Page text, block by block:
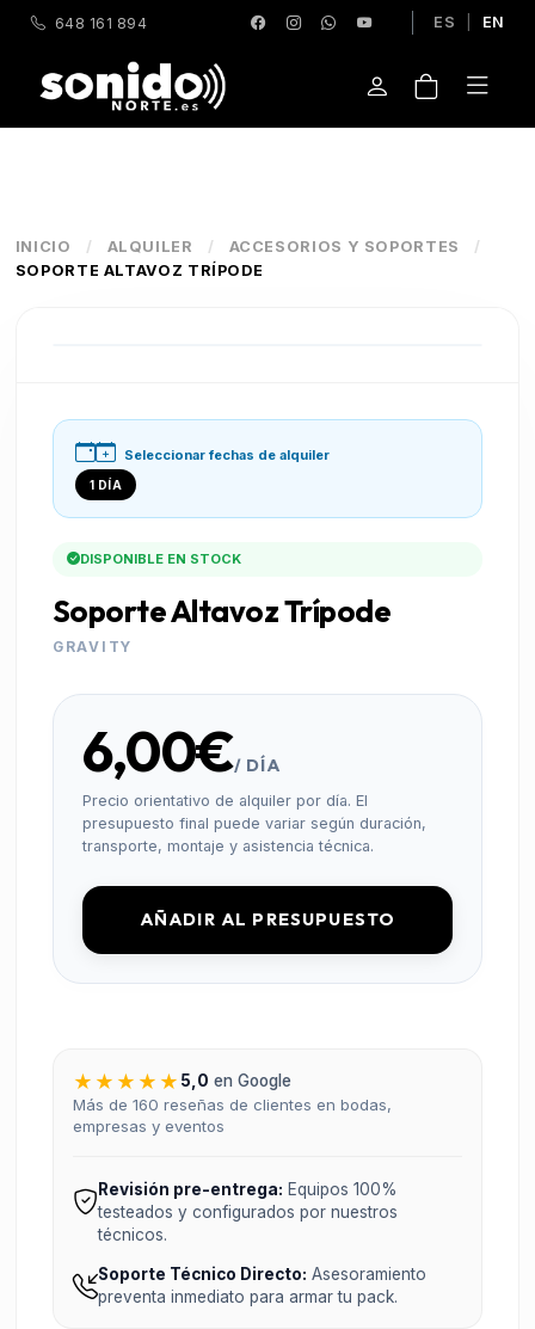
648 161 894 ES EN
INICIO / ALQUILER / ACCESORIOS Y SOPORTES
/
SOPORTE ALTAVOZ TRÍPODE
Seleccionar fechas de alquiler
1 DÍA
DISPONIBLE EN STOCK
Soporte Altavoz Trípode
GRAVITY
6,00€/ DÍA
Precio orientativo de alquiler por día. El
presupuesto final puede variar según duración,
transporte, montaje y asistencia técnica.
AÑADIR AL PRESUPUESTO
★★★★★ 5,0 en Google
Más de 160 reseñas de clientes en bodas,
empresas y eventos
Revisión pre-entrega: Equipos 100%
testeados y configurados por nuestros
técnicos.
Soporte Técnico Directo: Asesoramiento
preventa inmediato para armar tu pack.